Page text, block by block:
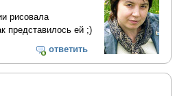
рисовала
представилось ей ;)
ответить